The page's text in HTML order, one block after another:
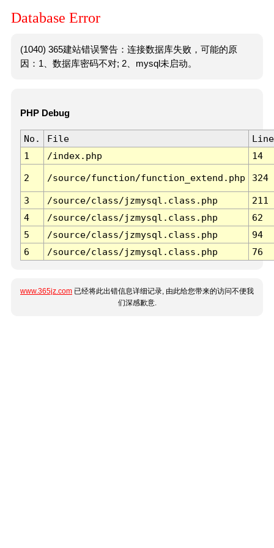
Database Error
(1040) 365建站错误警告：连接数据库失败，可能的原
因：1、数据库密码不对; 2、mysql未启动。
PHP Debug
No. File
Line
1
/index.php 14
2 /source/function/function_extend.php 324
3 /source/class/jzmysql.class.php
211
4
/source/class/jzmysql.class.php
62
5
/source/class/jzmysql.class.php
94
6
/source/class/jzmysql.class.php 76
www.365jz.com 已经将此出错信息详细记录, 由此给您带来的访问不便我
们深感歉意.